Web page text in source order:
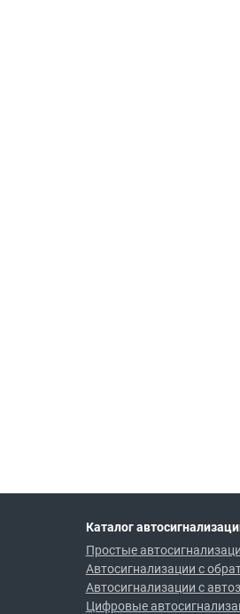
Каталог
Простые
Автосигнализации с
Автосигнализации с
Цифровые